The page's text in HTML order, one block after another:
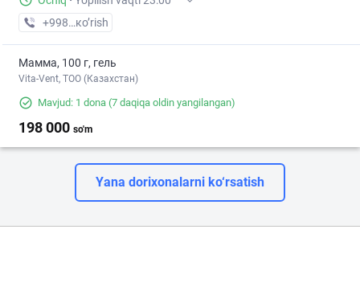
+998 (77) XXX-XX-XX
кo’rish
Мамма, 100 г, гель
Vita-Vent, TOO (Казахстан)
Mavjud: 1 dona (7 daqiqa oldin yangilangan)
198 000 so'm
Yana dorixonalarni ko‘rsatish